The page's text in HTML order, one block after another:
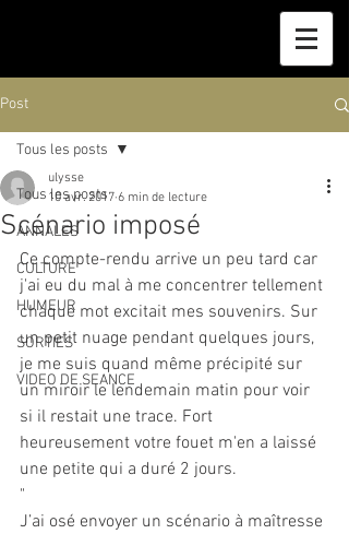
Post
Tous les posts
ANNALES
CULTURE
HUMEUR
SORTIES
VIDEO DE SEANCE
Tous les posts
Scénario imposé
ulysse
10 avr. 2017 6 min de lecture
Ce compte-rendu arrive un peu tard car
j'ai eu du mal à me concentrer tellement
chaque mot excitait mes souvenirs. Sur
un petit nuage pendant quelques jours,
je me suis quand même précipité sur
un miroir le lendemain matin pour voir
si il restait une trace. Fort
heureusement votre fouet m'en a laissé
une petite qui a duré 2 jours.
"
J’ai osé envoyer un scénario à maîtresse